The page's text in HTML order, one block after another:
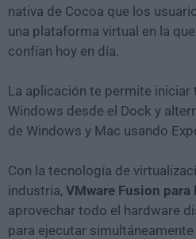
nativa de Cocoa que los
una plataforma virtual en la
confían hoy en día.
La aplicación te permite iniciar
Windows desde el Dock y
de Windows y Mac usando
Con la tecnología de
industria, VMware Fusion para
aprovechar todo el hardware
para ejecutar